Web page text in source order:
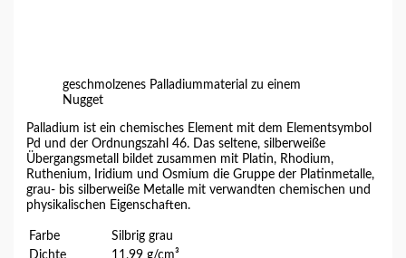
geschmolzenes Palladiummaterial zu einem
Nugget
Palladium ist ein chemisches Element mit dem Elementsymbol
Pd und der Ordnungszahl 46. Das seltene, silberweiße
Übergangsmetall bildet zusammen mit Platin, Rhodium,
Ruthenium, Iridium und Osmium die Gruppe der Platinmetalle,
grau- bis silberweiße Metalle mit verwandten chemischen und
physikalischen Eigenschaften.
Farbe
Silbrig grau
Dichte
11,99 g/cm³